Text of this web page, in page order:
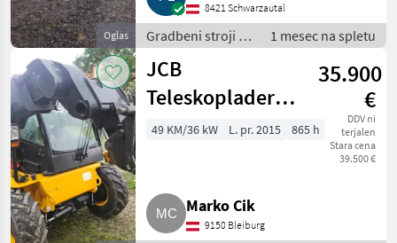
Oglas
8421 Schwarzautal
Gradbeni stroji /
Teleskopski
nakladalniki
1 mesec na spletu
JCB
Teleskoplader
520-40 Agri
35.900
€
DDV ni
terjalen
Stara cena
39.500 €
49 KM/36 kW L. pr. 2015 865 h
Marko Cik
9150 Bleiburg